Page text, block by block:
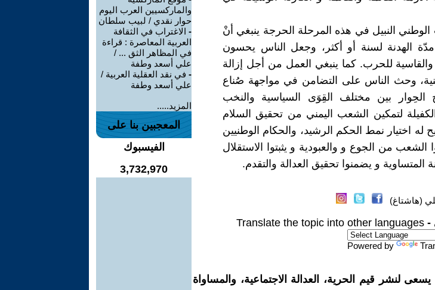
الوطني النبيل في هذه المرحلة الحرجة ينبغي أنْ
الهدنة لسنة أو أكثر، وجعل الناس يحسون
والقاسية للحرب. كما ينبغي العمل من أجل إزالة
وحث الناس على التضامن في مواجهة صُناع
الحِوار بين مختلف القِوَى السياسية والنخب
لتمكين الشعب اليمني من تحقيق السلام
له اختيار نمط الحكم الرشيد، والحكام الوطنيين
الشعب من الجوع و والعبودية و يثبتوا الاستقلال
و يضمنوا تحقيق العدالة والتقدم.
(هاشتاغ)
-
Translate the topic into other languages
Powered by
لنشر قيم الحرية، العدالة الاجتماعية، والمساواة
والماركسيين العرب اليوم
حوار نقدي / لبيب سلطان
- الاغتراب في الثقافة
العربية المعاصرة : قراءة
في المظاهر الثق ... /
علي أسعد وطفة
- في نقد العقلية العربية /
علي أسعد وطفة
المزيد.....
المعجبين بنا على
الفيسبوك
3,732,970